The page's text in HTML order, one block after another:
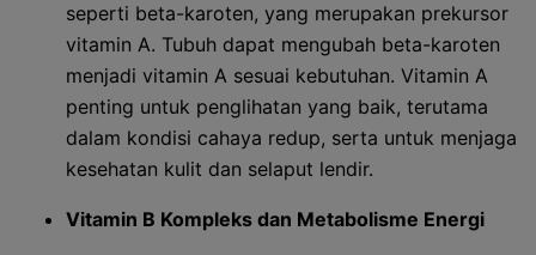
seperti beta-karoten, yang merupakan prekursor
vitamin A. Tubuh dapat mengubah beta-karoten
menjadi vitamin A sesuai kebutuhan. Vitamin A
penting untuk penglihatan yang baik, terutama
dalam kondisi cahaya redup, serta untuk menjaga
kesehatan kulit dan selaput lendir.
Vitamin B Kompleks dan Metabolisme Energi